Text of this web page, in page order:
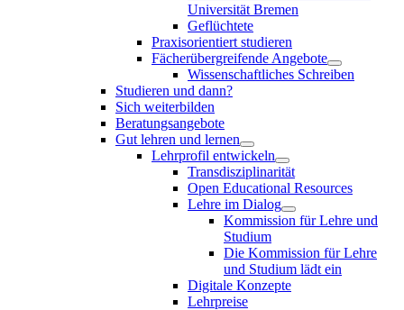
Universität Bremen
Geflüchtete
Praxisorientiert studieren
Fächerübergreifende Angebote
Wissenschaftliches Schreiben
Studieren und dann?
Sich weiterbilden
Beratungsangebote
Gut lehren und lernen
Lehrprofil entwickeln
Transdisziplinarität
Open Educational Resources
Lehre im Dialog
Kommission für Lehre und
Studium
Die Kommission für Lehre
und Studium lädt ein
Digitale Konzepte
Lehrpreise